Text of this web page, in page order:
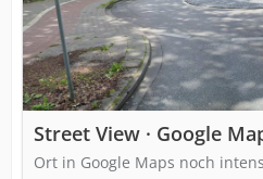
auf dem Fußweg. Fußgänger
kürzesten Weg, indem sie
um die Innere Grünfläche
darüber und gehen den
Street View · Google
Ort in Google Maps noch